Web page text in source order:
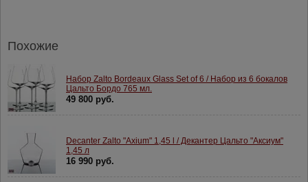
Похожие
Набор Zalto Bordeaux Glass Set of 6 / Набор из 6 бокалов
Цальто Бордо 765 мл.
49 800 руб.
Decanter Zalto "Axium" 1,45 l / Декантер Цальто "Аксиум"
1,45 л
16 990 руб.